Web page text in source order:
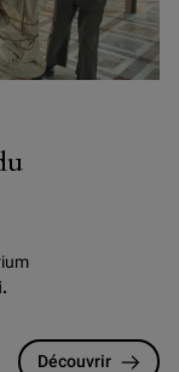
Chouraqui
Découvrir